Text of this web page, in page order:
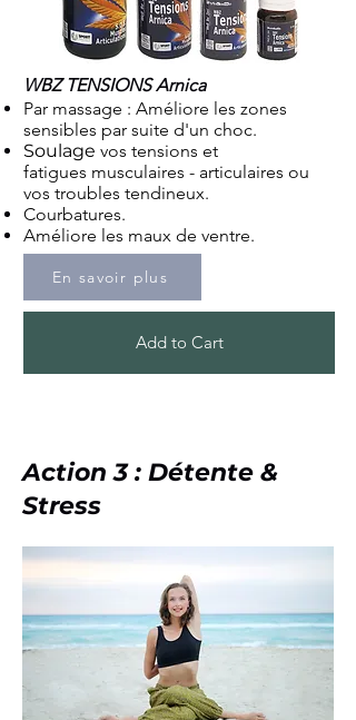
WBZ TENSIONS Arnica
Par massage : Améliore les zones
sensibles par suite d'un choc.
Soulage vos tensions et
fatigues musculaires - articulaires ou
vos troubles tendineux.
Courbatures.
Améliore les maux de ventre.
En savoir plus
Add to Cart
Action 3 : Détente &
Stress